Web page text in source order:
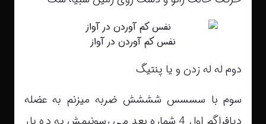
نفس کم آوردن در آواز
دوم له له زدن و یا پنتیگ
سوم با سسسس شششش ضربه میزنم به عضله